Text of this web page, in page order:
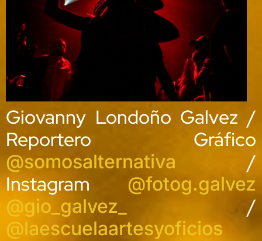
Giovanny Londoño Galvez /
Reportero Gráfico
@somosalternativa
/
Instagram
@fotog.galvez
@gio_galvez_ /
@laescuelaartesyoficios